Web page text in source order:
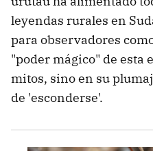
leyendas rurales en
para observadores
"poder mágico" de esta
mitos, sino en su
de 'esconderse'.